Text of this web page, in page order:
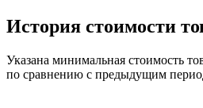
История стоимости
Указана минимальная стоимость
по сравнению с предыдущим